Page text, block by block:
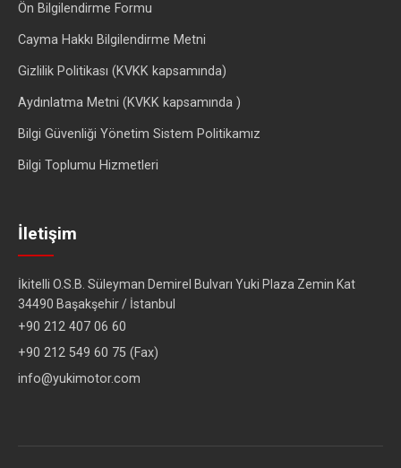
Ön Bilgilendirme Formu
Cayma Hakkı Bilgilendirme Metni
Gizlilik Politikası (KVKK kapsamında)
Aydınlatma Metni (KVKK kapsamında )
Bilgi Güvenliği Yönetim Sistem Politikamız
Bilgi Toplumu Hizmetleri
İletişim
İkitelli O.S.B. Süleyman Demirel Bulvarı Yuki Plaza Zemin Kat
34490 Başakşehir / İstanbul
+90 212 407 06 60
+90 212 549 60 75 (Fax)
info@yukimotor.com